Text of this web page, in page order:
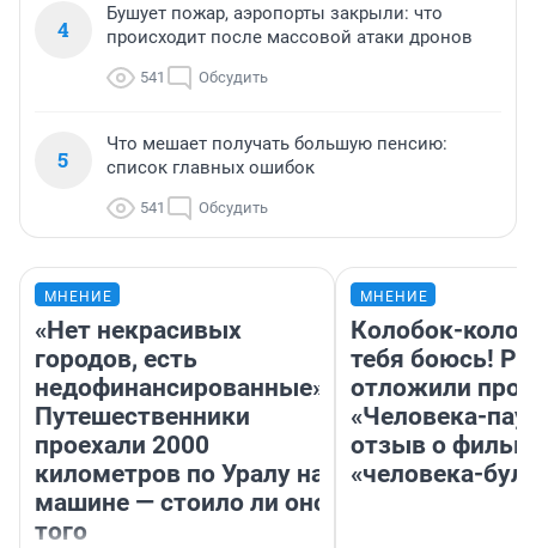
4
Бушует пожар, аэропорты закрыли: что
происходит после массовой атаки дронов
541 Обсудить
5
Что мешает получать большую пенсию:
список главных ошибок
541 Обсудить
МНЕНИЕ
«Нет некрасивых
городов, есть
недофинансированные».
Путешественники
проехали 2000
километров по Уралу на
машине — стоило ли оно
того
МНЕНИЕ
Колобок-
тебя боюсь!
отложили
«Человека-
отзыв о
«человека-